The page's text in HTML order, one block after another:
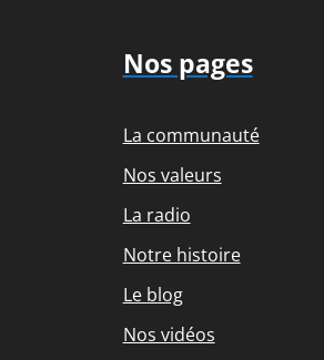
Nos pages
La communauté
Nos valeurs
La radio
Notre histoire
Le blog
Nos vidéos